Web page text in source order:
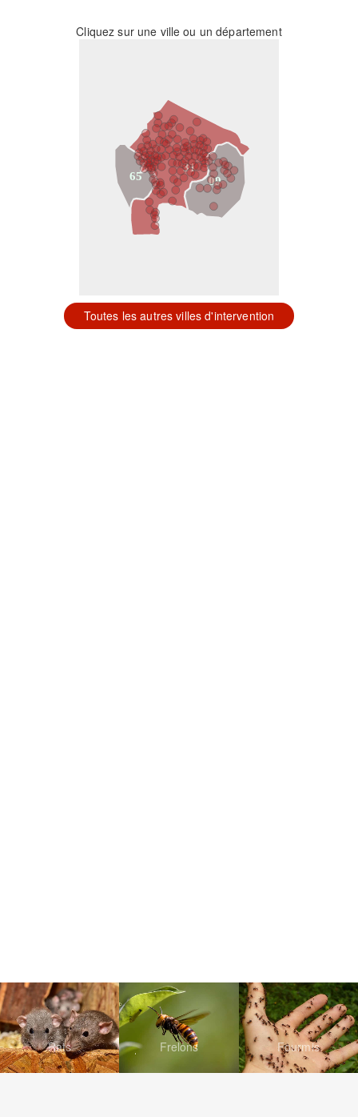
Cliquez sur une ville ou un département
31
09
65
Toutes les autres villes d'intervention
Rats Frelons Fourmis